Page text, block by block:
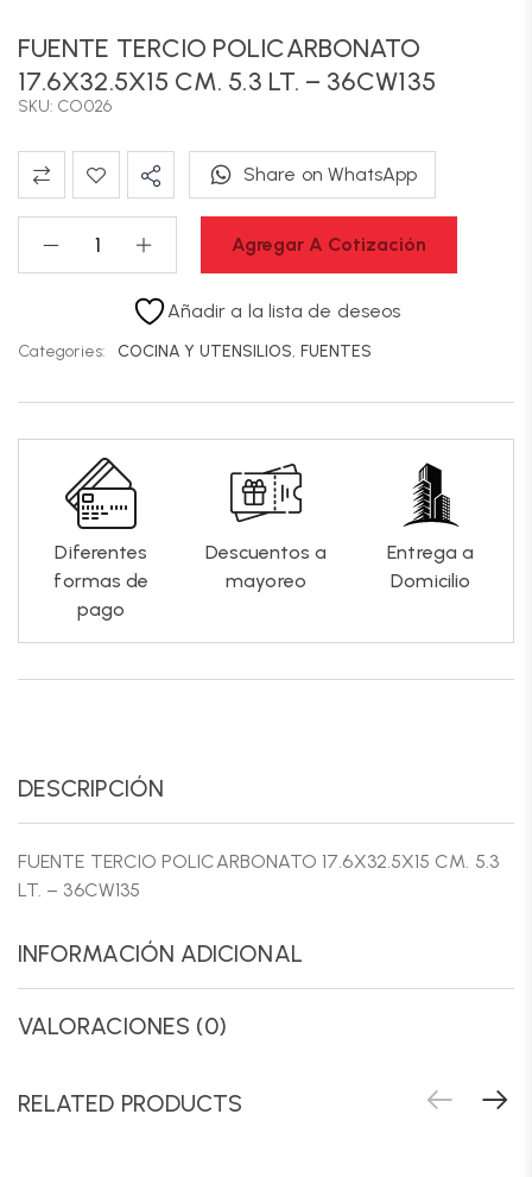
FUENTE TERCIO POLICARBONATO
17.6X32.5X15 CM. 5.3 LT. – 36CW135
SKU: CO026
Agregar A Cotización
Share on WhatsApp
Añadir a la lista de deseos
Categories: COCINA Y UTENSILIOS, FUENTES
Diferentes
formas de
pago
Descuentos a
mayoreo
Entrega a
Domicilio
DESCRIPCIÓN
FUENTE TERCIO POLICARBONATO 17.6X32.5X15 CM. 5.3
LT. – 36CW135
INFORMACIÓN ADICIONAL
VALORACIONES (0)
RELATED PRODUCTS